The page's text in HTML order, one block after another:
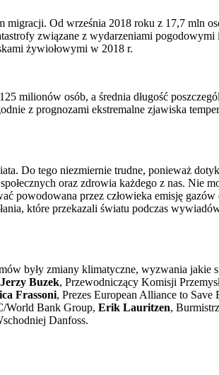
Od września 2018 roku z 17,7 mln
związane z wydarzeniami
żywiołowymi w 2018 r.
milionów osób, a średnia długość
z prognozami ekstremalne zjawiska
Do tego niezmiernie trudne, ponieważ
oraz zdrowia każdego z nas. Nie
powodowana przez człowieka emisję
które przekazali światu podczas
były zmiany klimatyczne, wyzwania
Jerzy Buzek, Przewodniczący Komisji
Frassoni, Prezes European Alliance to
World Bank Group, Erik Lauritzen,
Danfoss.